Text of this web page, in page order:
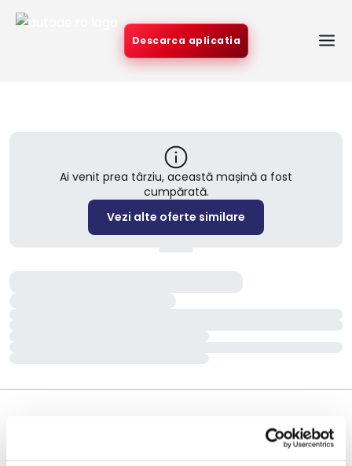
Descarca aplicatia
Ai venit prea târziu, această mașină a fost
cumpărată.
Vezi alte oferte similare